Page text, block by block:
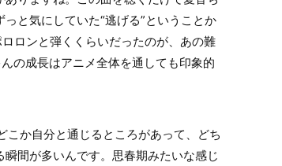
と気にしていた“逃げる”ということか
ロンと弾くくらいだったのが、あの難
の成長はアニメ全体を通しても印象的
か自分と通じるところがあって、どち
間が多いんです。思春期みたいな感じ